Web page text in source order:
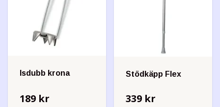
Isdubb krona
189 kr
Stödkäpp Flex
339 kr